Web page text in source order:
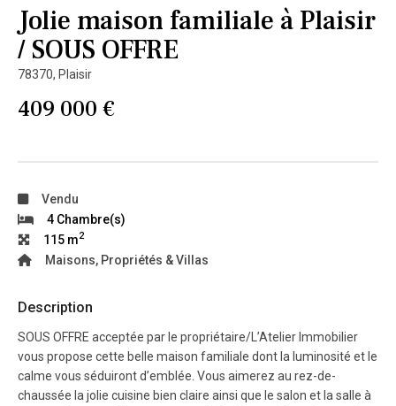
Jolie maison familiale à Plaisir
/ SOUS OFFRE
78370, Plaisir
409 000 €
Vendu
4 Chambre(s)
115 m2
Maisons, Propriétés & Villas
Description
SOUS OFFRE acceptée par le propriétaire/L’Atelier Immobilier
vous propose cette belle maison familiale dont la luminosité et le
calme vous séduiront d’emblée. Vous aimerez au rez-de-
chaussée la jolie cuisine bien claire ainsi que le salon et la salle à